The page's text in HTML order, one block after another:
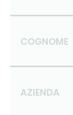
COGNOME
AZIENDA